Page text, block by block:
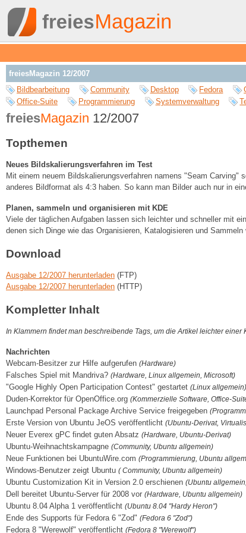
freiesMagazin 12/2007
Bildbearbeitung
Community Desktop Fedora
Office-Suite
Programmierung Systemverwaltung
freiesMagazin 12/2007
Topthemen
Neues Bildskalierungsverfahren im Test
Mit einem neuem Bildskalierungsverfahren namens "Seam
anderes Bildformat als 4:3 haben. So kann man Bilder auch nur in
Planen, sammeln und organisieren mit KDE
Viele der täglichen Aufgaben lassen sich leichter und schneller mit
denen sich Dinge wie das Organisieren, Katalogisieren und
Download
Ausgabe 12/2007 herunterladen (FTP)
Ausgabe 12/2007 herunterladen (HTTP)
Kompletter Inhalt
In Klammern findet man beschreibende Tags, um die Artikel leichter einer
Nachrichten
Webcam-Besitzer zur Hilfe aufgerufen (Hardware)
Falsches Spiel mit Mandriva? (Hardware, Linux allgemein, Microsoft)
"Google Highly Open Participation Contest" gestartet (Linux allgemein)
Duden-Korrektor für OpenOffice.org (Kommerzielle Software, Office-
Launchpad Personal Package Archive Service freigegeben
Erste Version von Ubuntu JeOS veröffentlicht (Ubuntu-Derivat,
Neuer Everex gPC findet guten Absatz (Hardware, Ubuntu-Derivat)
Ubuntu-Weihnachtskampagne (Community, Ubuntu allgemein)
Neue Funktionen bei UbuntuWire.com (Programmierung, Ubuntu
Windows-Benutzer zeigt Ubuntu ( Community, Ubuntu allgemein)
Ubuntu Customization Kit in Version 2.0 erschienen (Ubuntu
Dell bereitet Ubuntu-Server für 2008 vor (Hardware, Ubuntu allgemein)
Ubuntu 8.04 Alpha 1 veröffentlicht (Ubuntu 8.04 "Hardy Heron")
Ende des Supports für Fedora 6 "Zod" (Fedora 6 "Zod")
Fedora 8 "Werewolf" veröffentlicht (Fedora 8 "Werewolf")